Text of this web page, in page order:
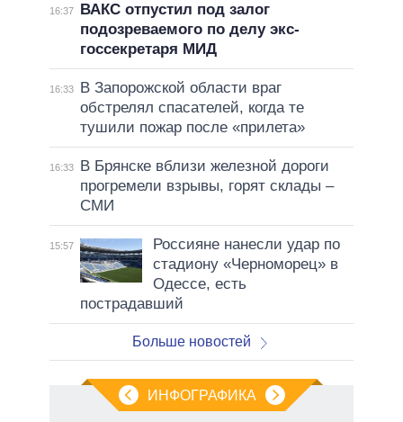
16:37
ВАКС отпустил под залог
подозреваемого по делу экс-
госсекретаря МИД
16:33
В Запорожской области враг
обстрелял спасателей, когда те
тушили пожар после «прилета»
16:33
В Брянске вблизи железной дороги
прогремели взрывы, горят склады –
СМИ
15:57
Россияне нанесли удар по
стадиону «Черноморец» в
Одессе, есть
пострадавший
Больше новостей
ИНФОГРАФИКА